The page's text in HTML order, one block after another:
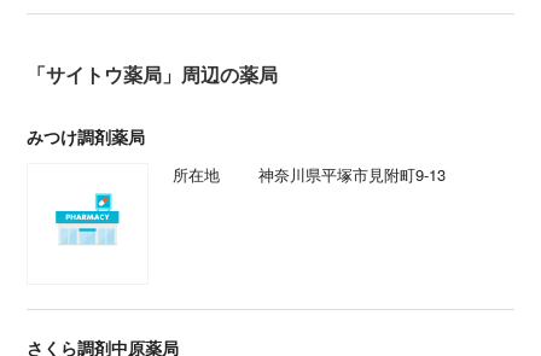
「サイトウ薬局」周辺の薬局
みつけ調剤薬局
所在地 神奈川県平塚市見附町9-13
さくら調剤中原薬局